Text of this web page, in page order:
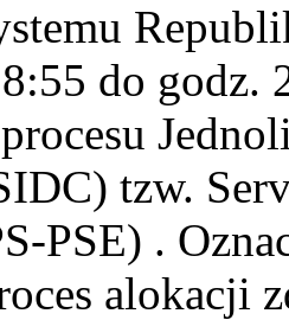
do godz.
tzw.
PSE) .
alokacji